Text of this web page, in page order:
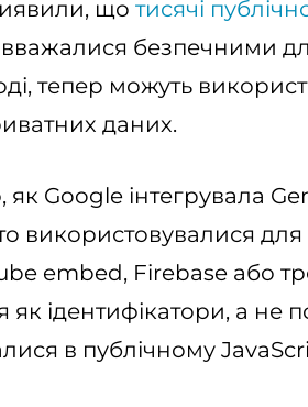
що тисячі
вважалися безпечними
тепер можуть
даних.
Google інтегрувала
використовувалися для
embed, Firebase або
ідентифікатори, а не
в публічному